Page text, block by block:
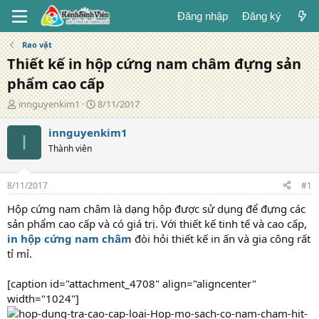
Đăng nhập Đăng ký
Rao vặt
Thiết kế in hộp cứng nam châm đựng sản
phẩm cao cấp
T
á
c
ả
innguyenkim1
N
g
à
g
8/11/2017
I innguyenkim1
Thành viên
8/11/2017 #1
Hộp cứng nam châm là dạng hộp được sử dụng để đựng các
sản phẩm cao cấp và có giá trị. Với thiết kế tinh tế và cao cấp,
in hộp cứng nam châm đòi hỏi thiết kế in ấn và gia công rất
tỉ mỉ.
[caption id="attachment_4708" align="aligncenter"
width="1024"]